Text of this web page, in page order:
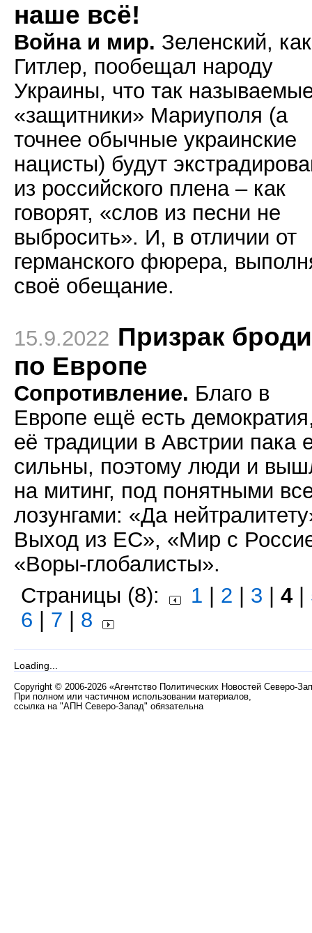
наше всё!
Война и мир. Зеленский,
Гитлер, пообещал народу
Украины, что так
«защитники» Мариуполя (а
точнее обычные украинские
нацисты) будут
из российского плена – как
говорят, «слов из песни не
выбросить». И, в отличии от
германского фюрера,
своё обещание.
15.9.2022 Призрак
по Европе
Сопротивление. Благо в
Европе ещё есть
её традиции в Австрии пака
сильны, поэтому люди и
на митинг, под понятными
лозунгами: «Да
Выход из ЕС», «Мир с
«Воры-глобалисты».
Страницы (8):
1 2 3 4
6
7 8
Loading...
Copyright © 2006-2026 «Агентство Политических Новостей Северо-
При полном или частичном использовании материалов,
ссылка на "АПН Северо-Запад" обязательна